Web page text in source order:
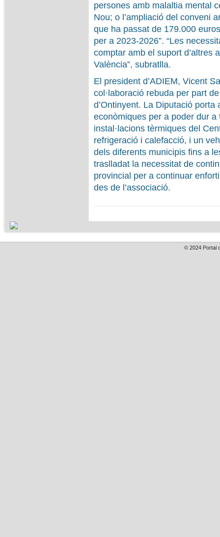
persones amb malaltia mental
Nou; o l’ampliació del conveni
que ha passat de 179.000
per a 2023-2026”. “Les
comptar amb el suport d’altres
València”, subratlla.
El president d’ADIEM, Vicent
col·laboració rebuda per part
d’Ontinyent. La Diputació
econòmiques per a poder dur
instal·lacions tèrmiques del
refrigeració i calefacció, i un
dels diferents municipis fins a
traslladat la necessitat de
provincial per a continuar
des de l’associació.
© 2024 Portal